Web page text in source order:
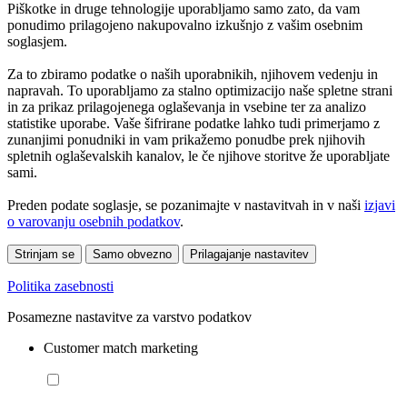
Piškotke in druge tehnologije uporabljamo samo zato, da vam
ponudimo prilagojeno nakupovalno izkušnjo z vašim osebnim
soglasjem.
Za to zbiramo podatke o naših uporabnikih, njihovem vedenju in
napravah. To uporabljamo za stalno optimizacijo naše spletne strani
in za prikaz prilagojenega oglaševanja in vsebine ter za analizo
statistike uporabe. Vaše šifrirane podatke lahko tudi primerjamo z
zunanjimi ponudniki in vam prikažemo ponudbe prek njihovih
spletnih oglaševalskih kanalov, le če njihove storitve že uporabljate
sami.
Preden podate soglasje, se pozanimajte v nastavitvah in v naši izjavi
o varovanju osebnih podatkov.
Strinjam se Samo obvezno Prilagajanje nastavitev
Politika zasebnosti
Posamezne nastavitve za varstvo podatkov
Customer match marketing